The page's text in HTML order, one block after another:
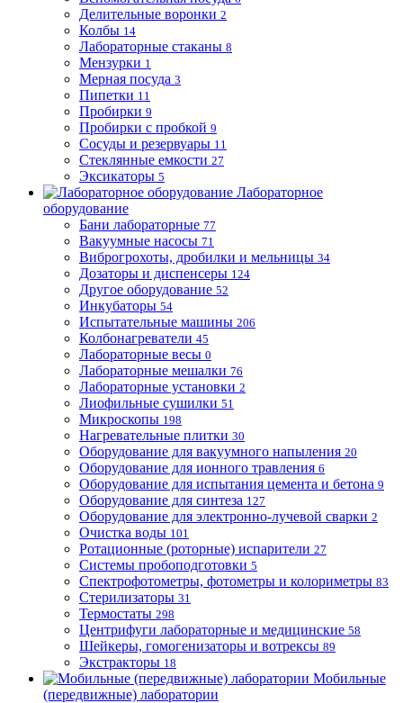
Делительные воронки 2
Колбы 14
Лабораторные стаканы 8
Мензурки 1
Мерная посуда 3
Пипетки 11
Пробирки 9
Пробирки с пробкой 9
Сосуды и резервуары 11
Стеклянные емкости 27
Эксикаторы 5
Лабораторное
оборудование
Бани лабораторные 77
Вакуумные насосы 71
Виброгрохоты, дробилки и мельницы 34
Дозаторы и диспенсеры 124
Другое оборудование 52
Инкубаторы 54
Испытательные машины 206
Колбонагреватели 45
Лабораторные весы 0
Лабораторные мешалки 76
Лабораторные установки 2
Лиофильные сушилки 51
Микроскопы 198
Нагревательные плитки 30
Оборудование для вакуумного напыления 20
Оборудование для ионного травления 6
Оборудование для испытания цемента и бетона 9
Оборудование для синтеза 127
Оборудование для электронно-лучевой сварки 2
Очистка воды 101
Ротационные (роторные) испарители 27
Системы пробоподготовки 5
Спектрофотометры, фотометры и колориметры 83
Стерилизаторы 31
Термостаты 298
Центрифуги лабораторные и медицинские 58
Шейкеры, гомогенизаторы и вотрексы 89
Экстракторы 18
Мобильные
(передвижные) лаборатории